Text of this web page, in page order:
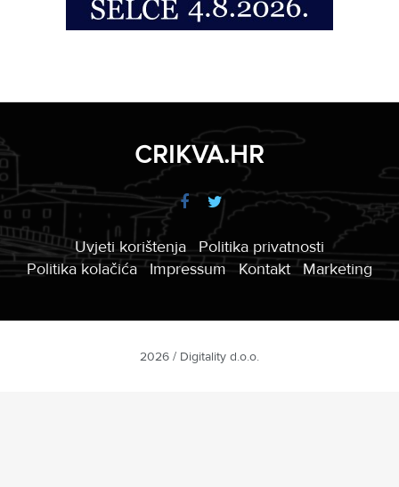
CRIKVA.HR
Uvjeti korištenja
Politika privatnosti
Politika kolačića
Impressum Kontakt Marketing
2026 / Digitality d.o.o.